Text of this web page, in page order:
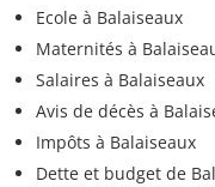
Ecole à Balaiseaux
Maternités à
Salaires à Balaiseaux
Avis de décès à
Impôts à Balaiseaux
Dette et budget de